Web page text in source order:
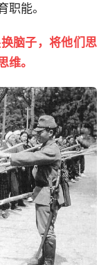
职能。
脑子，将他们思
维。